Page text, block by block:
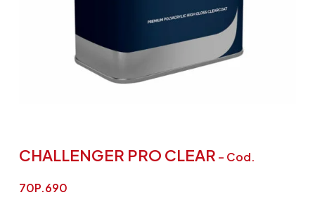
CHALLENGER PRO CLEAR – Cod.
70P.690